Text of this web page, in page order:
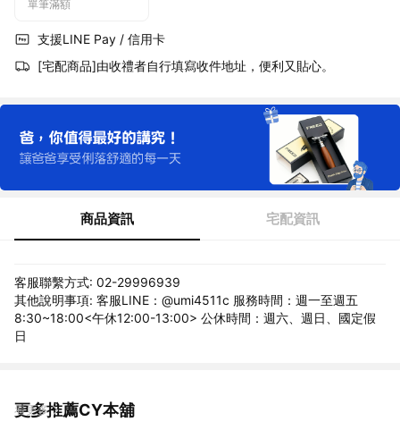
單筆滿額
支援LINE Pay / 信用卡
[宅配商品]由收禮者自行填寫收件地址，便利又貼心。
商品資訊 宅配資訊
客服聯繫方式: 02-29996939
其他說明事項: 客服LINE：@umi4511c 服務時間：週一至週五
8:30~18:00<午休12:00-13:00> 公休時間：週六、週日、國定假
日
更多推薦CY本舖
看更多